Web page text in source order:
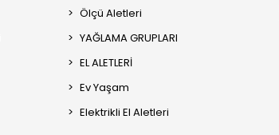
Ölçü Aletleri
YAĞLAMA GRUPLARI
EL ALETLERİ
Ev Yaşam
Elektrikli El Aletleri